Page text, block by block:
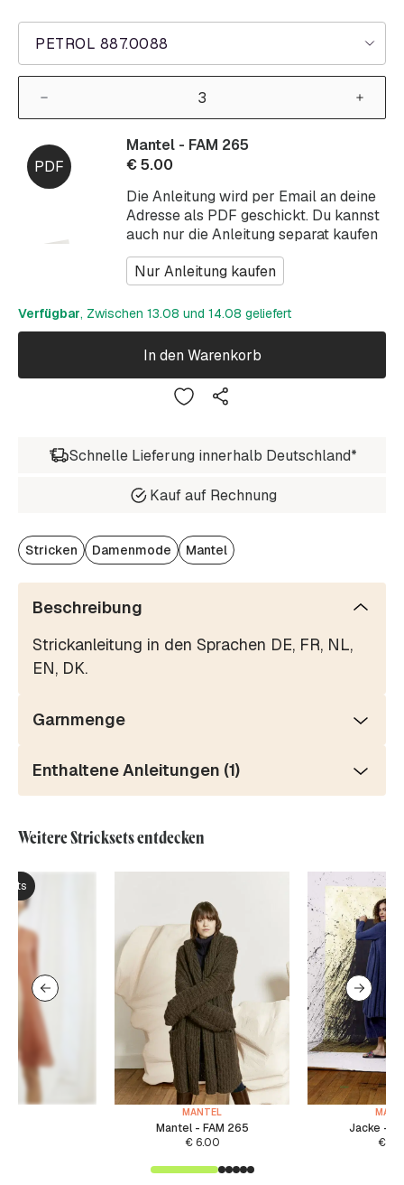
PETROL 887.0088
Die Anleitung wird per Email an deine
Adresse als PDF geschickt. Du kannst
auch nur die Anleitung separat kaufen
Nur Anleitung kaufen
Mantel - FAM 265
€5.00
Verfügbar, Zwischen 13.08 und 14.08 geliefert
In den Warenkorb
Schnelle Lieferung innerhalb Deutschland*
Kauf auf Rechnung
Stricken Damenmode Mantel
Beschreibung
Strickanleitung in den Sprachen DE, FR, NL,
EN, DK.
Garnmenge
Enthaltene Anleitungen (1)
Weitere Stricksets entdecken
MANTEL
Mantel - FAM 265
€6.00
Jacke -
€